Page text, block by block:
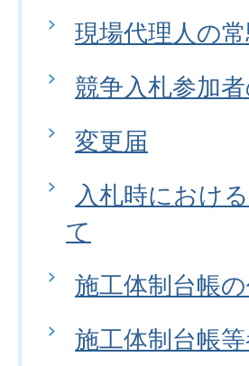
現場代理人の
競争入札参加
変更届
入札時におけ
て
施工体制台帳
施工体制台帳